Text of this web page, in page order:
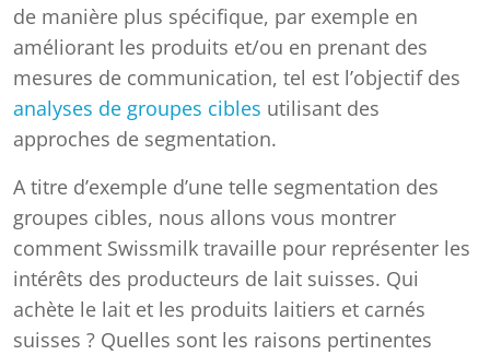
de manière plus spécifique, par exemple en
améliorant les produits et/ou en prenant des
mesures de communication, tel est l’objectif des
analyses de groupes cibles utilisant des
approches de segmentation.
A titre d’exemple d’une telle segmentation des
groupes cibles, nous allons vous montrer
comment Swissmilk travaille pour représenter les
intérêts des producteurs de lait suisses. Qui
achète le lait et les produits laitiers et carnés
suisses ? Quelles sont les raisons pertinentes